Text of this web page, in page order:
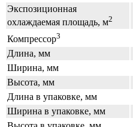
Экспозиционная
охлаждаемая площадь, м2
Компрессор3
Длина, мм
Ширина, мм
Высота, мм
Длина в упаковке, мм
Ширина в упаковке, мм